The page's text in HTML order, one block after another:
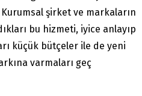
şirket ve markaların
bu hizmeti, iyice anlayıp
küçük bütçeler ile de yeni
varmaları geç